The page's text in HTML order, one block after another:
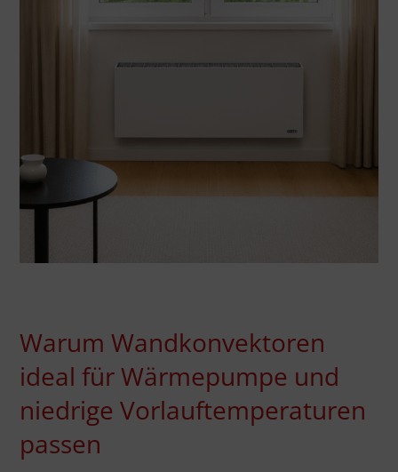
Warum Wandkonvektoren
ideal für Wärmepumpe und
niedrige Vorlauftemperaturen
passen